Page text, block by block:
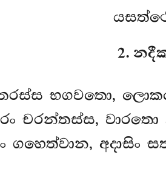
2.
භගවතො,
චරන්තස්ස, වාරතො
ගහෙත්වාන, අදාසිං